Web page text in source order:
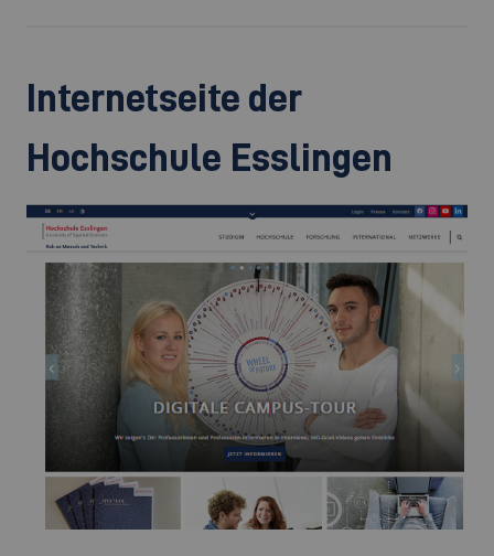
Internetseite der
Hochschule Esslingen